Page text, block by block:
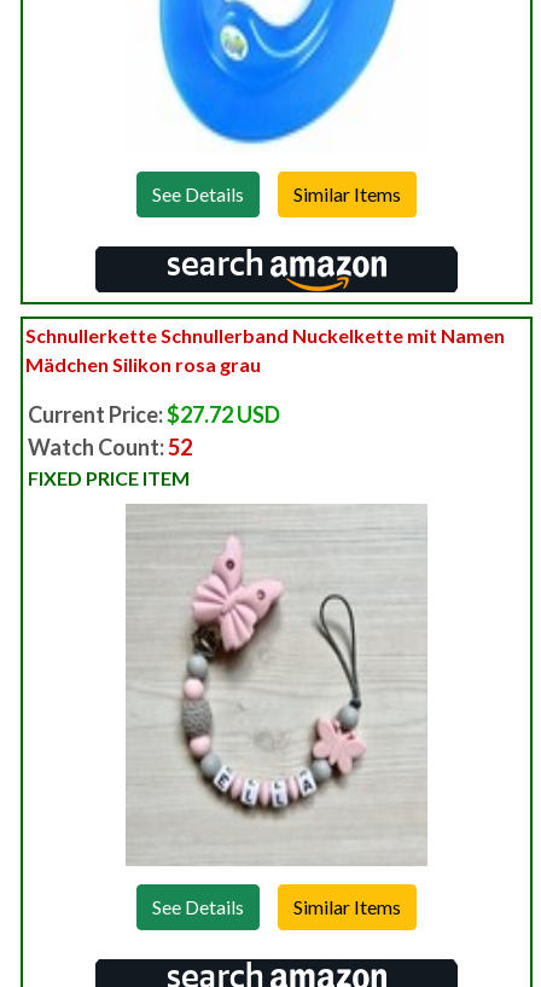
See Details
Schnullerkette Schnullerband Nuckelkette mit Namen
Mädchen Silikon rosa grau
Current Price:$27.72 USD
Watch Count:52
FIXED PRICE ITEM
See Details